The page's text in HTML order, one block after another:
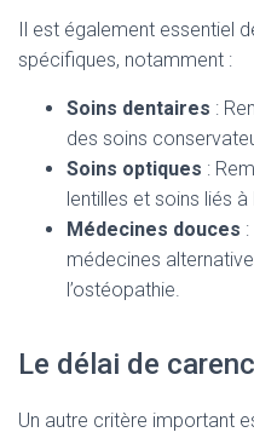
Il est également essentiel
spécifiques, notamment :
Soins dentaires :
des soins
Soins optiques :
lentilles et soins liés
Médecines douces
médecines
l’ostéopathie.
Le délai de
Un autre critère important